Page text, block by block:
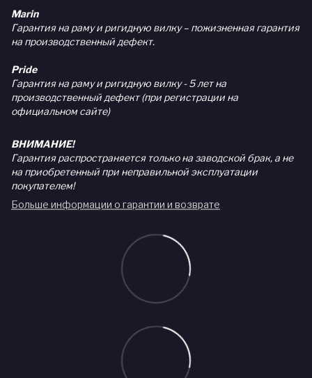
Marin
Гарантия на раму и ригидную вилку – пожизненная гарантия
на производственный дефект.
Pride
Гарантия на раму и ригидную вилку - 5 лет на
производственный дефект (при регистрации на
официальном сайте)
ВНИМАНИЕ!
Гарантия распространяется только на заводской брак, а не
на приобретенный при неправильной эксплуатации
покупателем!
Больше информации о гарантии и возврате